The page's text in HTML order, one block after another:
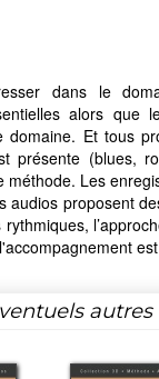
dans le
alors que
Et tous
présente (blues,
Les
proposent
autres